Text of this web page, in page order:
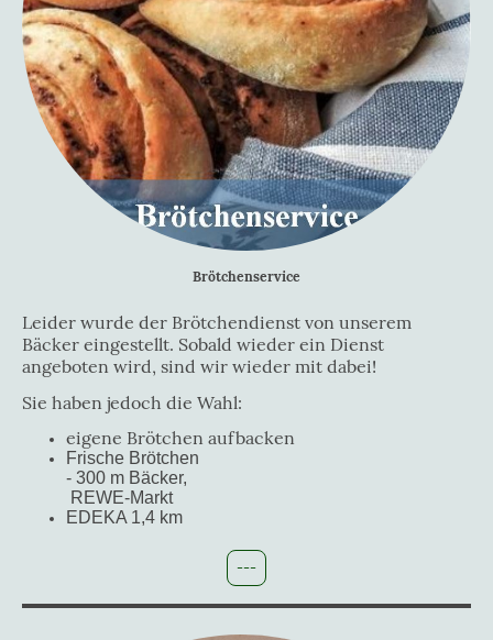
Brötchenservice
Leider wurde der Brötchendienst von unserem
Bäcker eingestellt. Sobald wieder ein Dienst
angeboten wird, sind wir wieder mit dabei!
Sie haben jedoch die Wahl:
eigene Brötchen aufbacken
Frische Brötchen
- 300 m Bäcker,
REWE-Markt
EDEKA 1,4 km
---